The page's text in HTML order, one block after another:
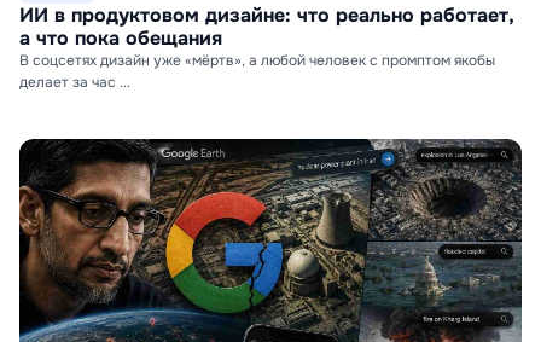
ИИ в продуктовом дизайне: что реально работает,
а что пока обещания
В соцсетях дизайн уже «мёртв», а любой человек с промптом якобы
делает за час ...